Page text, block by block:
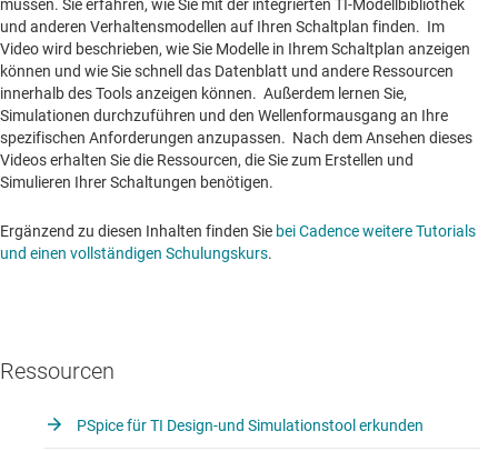
müssen. Sie erfahren, wie Sie mit der integrierten TI-Modellbibliothek
und anderen Verhaltensmodellen auf Ihren Schaltplan finden. Im
Video wird beschrieben, wie Sie Modelle in Ihrem Schaltplan anzeigen
können und wie Sie schnell das Datenblatt und andere Ressourcen
innerhalb des Tools anzeigen können. Außerdem lernen Sie,
Simulationen durchzuführen und den Wellenformausgang an Ihre
spezifischen Anforderungen anzupassen. Nach dem Ansehen dieses
Videos erhalten Sie die Ressourcen, die Sie zum Erstellen und
Simulieren Ihrer Schaltungen benötigen.
Ergänzend zu diesen Inhalten finden Sie bei Cadence weitere Tutorials
und einen vollständigen Schulungskurs.
Ressourcen
PSpice für TI Design-und Simulationstool erkunden